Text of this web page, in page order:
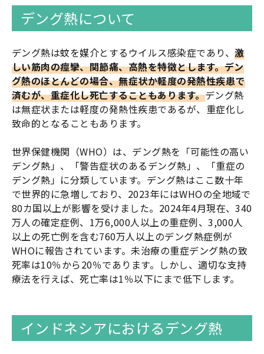
デング熱について
デング熱は蚊を媒介とするウイルス感染症であり、激
しい筋肉の痙攣、関節痛、高熱を特徴とします。デン
グ熱のほとんどの場合、無症状か軽度の発熱性疾患で
済むが、重症化し死亡することもあります。デング熱
は無症状または軽度の発熱性疾患であるが、重症化し
致命的となることもあります。
世界保健機関（WHO）は、デング熱を「可能性の高い
デング熱」、「警告症状のあるデング熱」、「重症の
デング熱」に分類しています。デング熱はここ数十年
で世界的に急増しており、2023年にはWHOの全地域で
80カ国以上が影響を受けました。2024年4月現在、340
万人の確定症例、1万6,000人以上の重症例、3,000人
以上の死亡例を含む760万人以上のデング熱症例が
WHOに報告されています。未治療の重症デング熱の致
死率は10％から20％であります。しかし、適切な支持
療法を行えば、死亡率は1％以下にまで低下します。
インドネシアにおけるデング熱